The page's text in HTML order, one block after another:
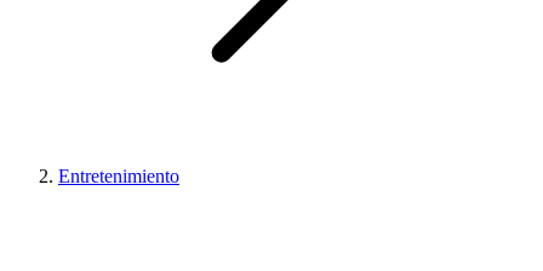
Entretenimiento